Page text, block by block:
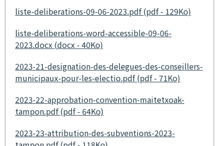
liste-deliberations-09-06-2023.pdf (pdf - 129Ko)
liste-deliberations-word-accessible-09-06-
2023.docx (docx - 40Ko)
2023-21-designation-des-delegues-des-conseillers-
municipaux-pour-les-electio.pdf (pdf - 71Ko)
2023-22-approbation-convention-maitetxoak-
tampon.pdf (pdf - 64Ko)
2023-23-attribution-des-subventions-2023-